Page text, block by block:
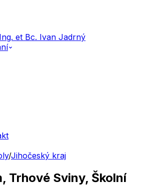
Ing. et Bc. Ivan Jadrný
/Jihočeský kraj
Trhové Sviny, Školní